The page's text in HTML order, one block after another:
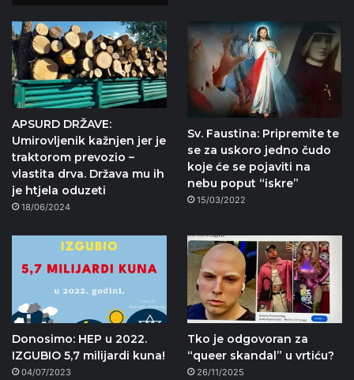
APSURD DRŽAVE:
Umirovljenik kažnjen jer je
traktorom prevozio –
vlastita drva. Država mu ih
je htjela oduzeti
18/06/2024
Sv. Faustina: Pripremite te
se za uskoro jedno čudo
koje će se pojaviti na
nebu poput “iskre”
15/03/2022
Donosimo: HEP u 2022.
IZGUBIO 5,7 milijardi kuna!
04/07/2023
Tko je odgovoran za
“queer skandal” u vrtiću?
26/11/2025